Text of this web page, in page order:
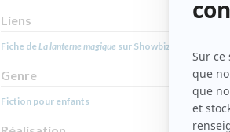
Liens
Fiche deLa lanterne magique sur Showbizz.net
Genre
Fiction pour enfants